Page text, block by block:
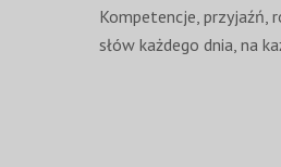
Kompetencje, przyjaźń,
słów każdego dnia, na